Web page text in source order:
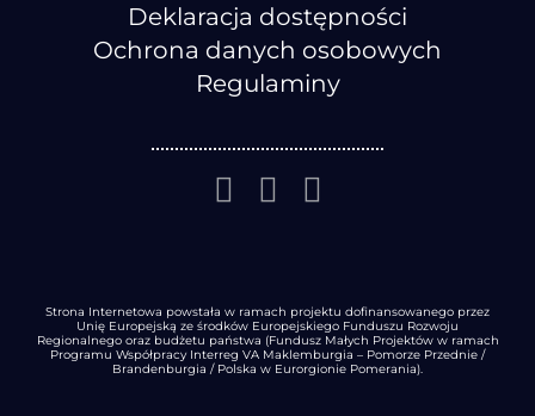
Deklaracja dostępności
Ochrona danych osobowych
Regulaminy
Strona Internetowa powstała w ramach projektu dofinansowanego przez
Unię Europejską ze środków Europejskiego Funduszu Rozwoju
Regionalnego oraz budżetu państwa (Fundusz Małych Projektów w ramach
Programu Współpracy Interreg VA Maklemburgia – Pomorze Przednie /
Brandenburgia / Polska w Eurorgionie Pomerania).